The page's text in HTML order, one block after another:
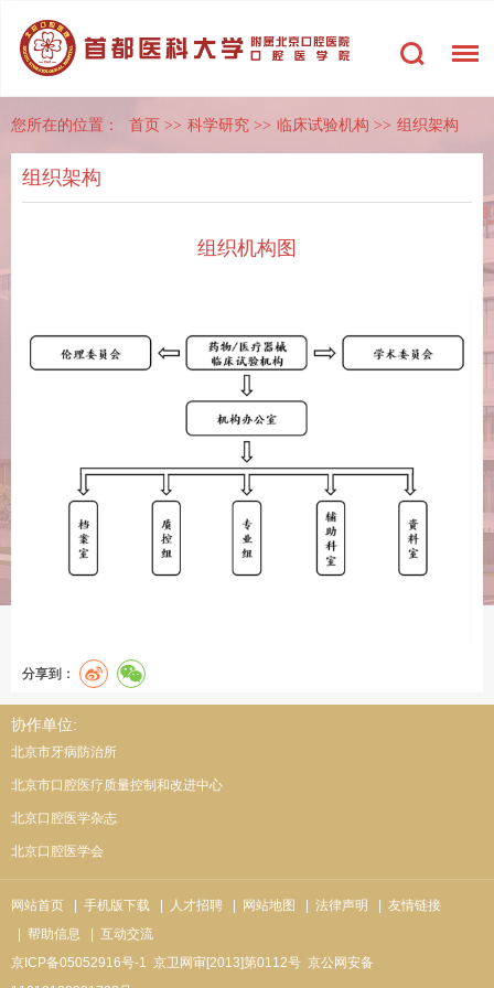
您所在的位置： 首页 >> 科学研究 >> 临床试验机构 >> 组织架构
组织架构
组织机构图
分享到：
协作单位:
北京市牙病防治所
北京市口腔医疗质量控制和改进中心
北京口腔医学杂志
北京口腔医学会
网站首页 | 手机版下载 | 人才招聘 | 网站地图 | 法律声明
| 友情链接
| 帮助信息
| 互动交流
京ICP备05052916号-1 京卫网审[2013]第0112号 京公网安备